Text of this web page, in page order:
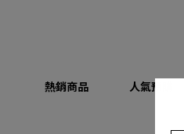
熱銷商品 人氣預購